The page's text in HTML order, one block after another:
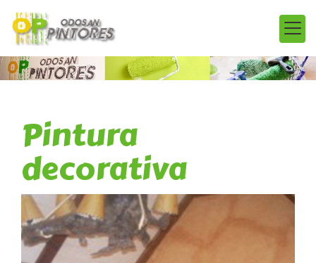
Pintura
decorativa